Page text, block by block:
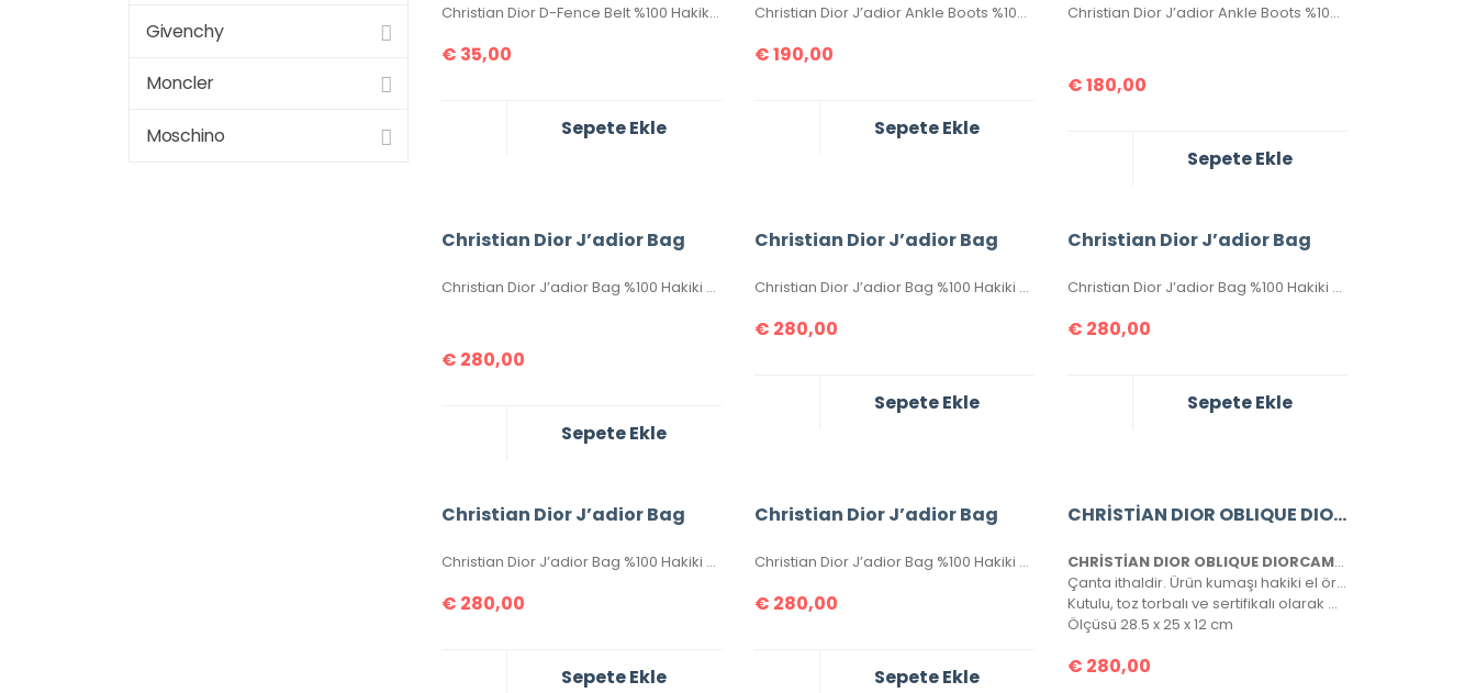
Givenchy
Moncler
Moschino
Christian Dior D-Fence Belt %100 Hakiki Deri Bayan Kemer. İthal aksesuarlı, seri numaralıdır. 100-105-110-115-120-125 cm ölçüler mevcuttur. Genişliği 3 cm dir. Kutulu, sertifikalıdır.
€ 35,00
Sepete Ekle
Christian Dior J’adior Ankle Boots %100 Hakiki Deri Bayan Botlar. 36-37-38-39-40 ölçüler mevcuttur. Kutulu, sertifikalıdır.
€190,00
Sepete Ekle
Christian Dior J’adior Ankle Boots %100 Hakiki Deri Bayan Botlar. 36-37-38-39-40 ölçüler mevcuttur. Kutulu, sertifikalıdır.
€180,00
Sepete Ekle
Christian Dior J’adior Bag
Christian Dior J’adior Bag %100 Hakiki Deri. Yüksek kalite, hakiki deri, ithal aksesuarlı, birebir üründür. Ebatı 26×17 cm dir. Kutulu, toz torbalı, sertifikalıdır.
€ 280,00
Sepete Ekle
Christian Dior J’adior Bag
Christian Dior J’adior Bag %100 Hakiki Deri. Yüksek kalite, hakiki deri, ithal aksesuarlı, birebir üründür. Ebatı 26×17 cm dir. Kutulu, toz torbalı, sertifikalıdır.
€ 280,00
Sepete Ekle
Christian Dior J’adior Bag
Christian Dior J’adior Bag %100 Hakiki Deri. Yüksek kalite, hakiki deri, ithal aksesuarlı, birebir üründür. Ebatı 26×17 cm dir. Kutulu, toz torbalı, sertifikalıdır.
€ 280,00
Sepete Ekle
Christian Dior J’adior Bag
Christian Dior J’adior Bag %100 Hakiki Deri. Yüksek kalite, hakiki deri, ithal aksesuarlı, birebir üründür. Ebatı 26×17 cm dir. Kutulu, toz torbalı, sertifikalıdır.
€ 280,00
Sepete Ekle
Christian Dior J’adior Bag
Christian Dior J’adior Bag %100 Hakiki Deri. Yüksek kalite, hakiki deri, ithal aksesuarlı, birebir üründür. Ebatı 26×17 cm dir. Kutulu, toz torbalı, sertifikalıdır.
€ 280,00
Sepete Ekle
CHRİSTİAN DIOR OBLIQUE DIORCAMP MESSENGER BAG
CHRİSTİAN DIOR OBLIQUE DIORCAMP MESSENGER BAG
Çanta ithaldir. Ürün kumaşı hakiki el örgüsüdür, tamamen birebirdir.
Kutulu, toz torbalı ve sertifikalı olarak gönderilecektir.
Ölçüsü 28.5 x 25 x 12 cm
€ 280,00